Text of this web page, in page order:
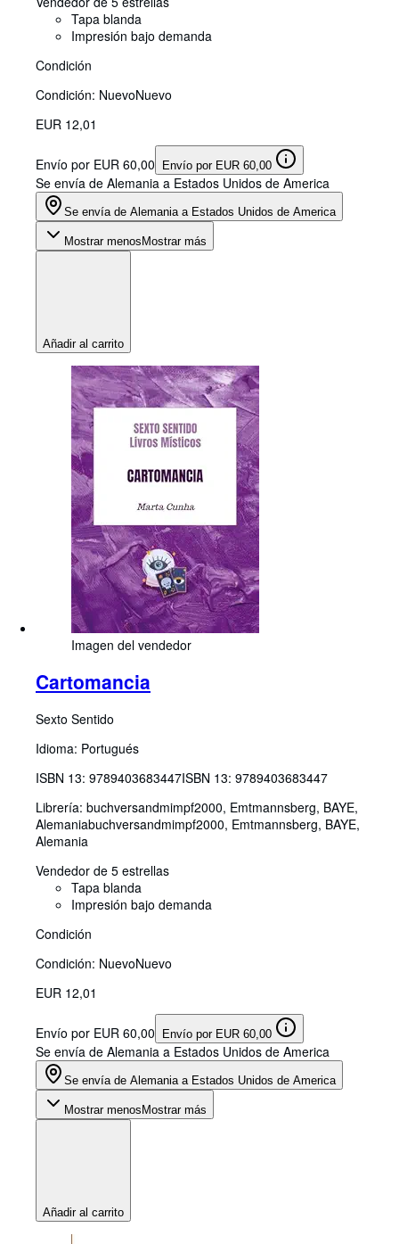
Tapa blanda
Impresión bajo demanda
Condición
Condición: NuevoNuevo
EUR 12,01
Envío por EUR 60,00 Envío por EUR 60,00
Se envía de Alemania a Estados Unidos de America
Se envía de Alemania a Estados Unidos de America
Mostrar menos Mostrar más
Añadir al carrito
Imagen del vendedor
Cartomancia
Sexto Sentido
Idioma: Portugués
ISBN 13: 9789403683447ISBN 13: 9789403683447
Librería: buchversandmimpf2000, Emtmannsberg, BAYE,
Alemaniabuchversandmimpf2000, Emtmannsberg, BAYE,
Alemania
Vendedor de 5 estrellas
Tapa blanda
Impresión bajo demanda
Condición
Condición: NuevoNuevo
EUR 12,01
Envío por EUR 60,00 Envío por EUR 60,00
Se envía de Alemania a Estados Unidos de America
Se envía de Alemania a Estados Unidos de America
Mostrar menos Mostrar más
Añadir al carrito